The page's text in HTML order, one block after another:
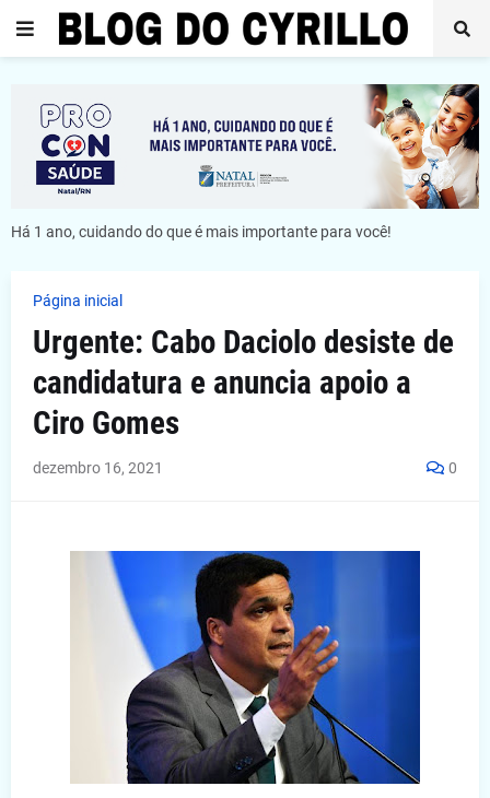
Há 1 ano, cuidando do que é mais importante para você!
Página inicial
Urgente: Cabo Daciolo desiste de
candidatura e anuncia apoio a
Ciro Gomes
dezembro 16, 2021 0